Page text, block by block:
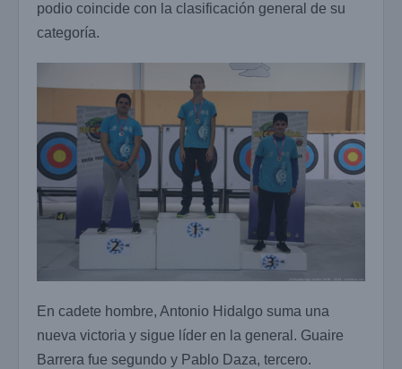
podio coincide con la clasificación general de su
categoría.
En cadete hombre, Antonio Hidalgo suma una
nueva victoria y sigue líder en la general. Guaire
Barrera fue segundo y Pablo Daza, tercero.